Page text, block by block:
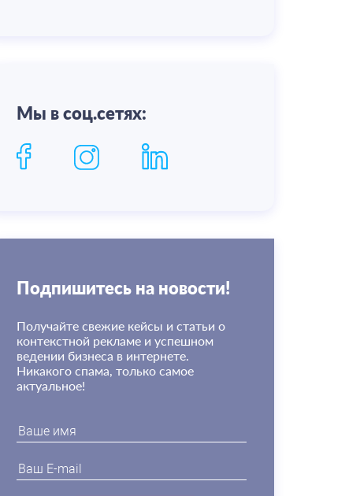
Мы в соц.сетях:
Подпишитесь на новости!
Получайте свежие кейсы и статьи о
контекстной рекламе и успешном
ведении бизнеса в интернете.
Никакого спама, только самое
актуальное!